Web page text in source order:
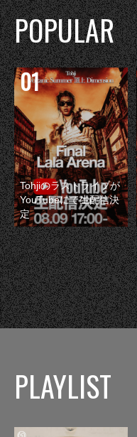
POPULAR
Tohjiのラストライブが
YouTubeにて生配信決
定
PLAYLIST